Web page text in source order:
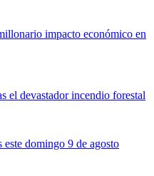
impacto económico en
el devastador incendio forestal
domingo 9 de agosto